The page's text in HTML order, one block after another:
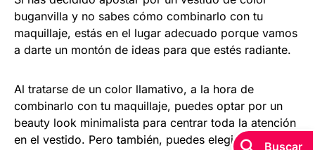
buganvilla y no sabes cómo combinarlo con tu
maquillaje, estás en el lugar adecuado porque vamos
a darte un montón de ideas para que estés radiante.
Al tratarse de un color llamativo, a la hora de
combinarlo con tu maquillaje, puedes optar por un
beauty look minimalista para centrar toda la atención
en el vestido. Pero también, puedes elegir un